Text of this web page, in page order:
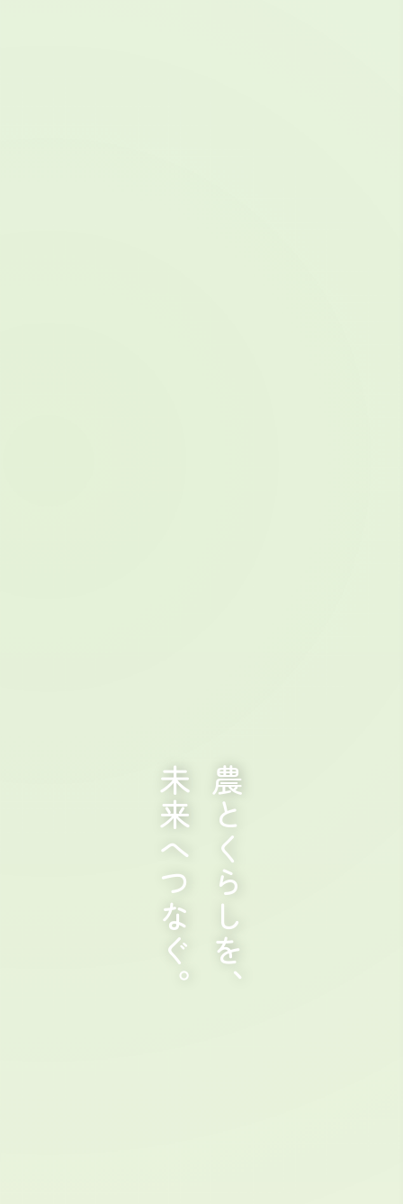
農とくらしを、
未来へつなぐ。